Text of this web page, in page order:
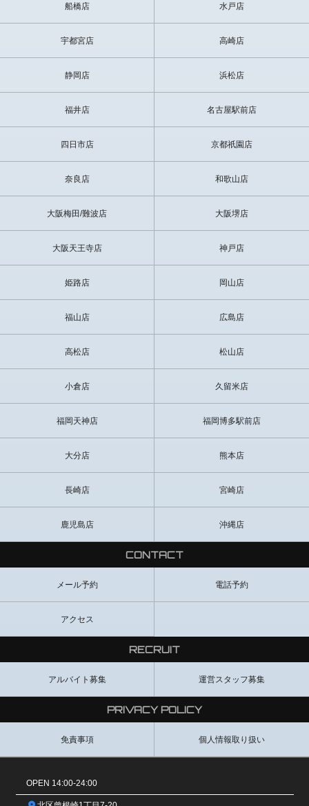
船橋店 水戸店
宇都宮店 高崎店
静岡店 浜松店
福井店 名古屋駅前店
四日市店 京都祇園店
奈良店 和歌山店
大阪梅田/難波店 大阪堺店
大阪天王寺店 神戸店
姫路店 岡山店
福山店 広島店
高松店 松山店
小倉店 久留米店
福岡天神店 福岡博多駅前店
大分店 熊本店
長崎店 宮崎店
鹿児島店 沖縄店
CONTACT
メール予約 電話予約
アクセス
RECRUIT
アルバイト募集 運営スタッフ募集
PRIVACY POLICY
免責事項 個人情報取り扱い
OPEN 14:00-24:00